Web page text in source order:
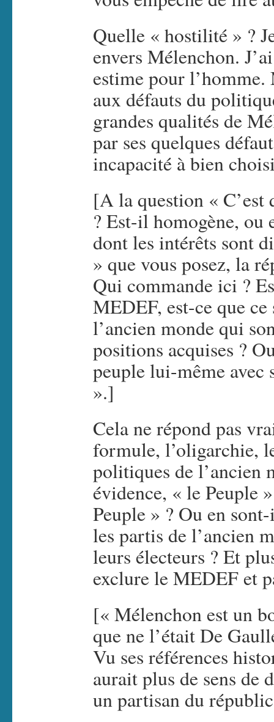
Quelle « hostilité » ?
envers Mélenchon.
estime pour l’homme.
aux défauts du
grandes qualités de
par ses quelques
incapacité à bien
[A la question « C’est
? Est-il homogène,
dont les intérêts sont
» que vous posez, la
Qui commande ici ?
MEDEF, est-ce que
l’ancien monde qui
positions acquises ?
peuple lui-même avec
».]
Cela ne répond pas
formule, l’oligarchie,
politiques de l’ancien
évidence, « le Peuple
Peuple » ? Ou en
les partis de l’ancien
leurs électeurs ? Et
exclure le MEDEF et
[« Mélenchon est un
que ne l’était De
Vu ses références
aurait plus de sens de
un partisan du